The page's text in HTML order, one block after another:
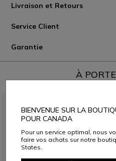
Livraison et Retours
Service Client
Garantie
À
BIENVENUE SUR LA
POUR CANADA
Pour un service optimal, nous
faire vos achats sur notre
States.